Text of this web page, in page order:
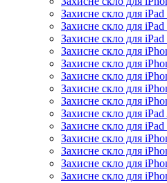
Захисне скло для
Захисне скло для
Захисне скло для
Захисне скло для
Захисне скло для
Захисне скло для
Захисне скло для
Захисне скло для
Захисне скло для
Захисне скло для
Захисне скло для
Захисне скло для
Захисне скло для
Захисне скло для